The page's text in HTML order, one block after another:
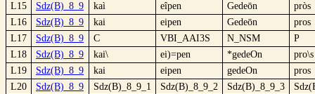
L15
Sdz(B)_8_9 kaì eîpen Gedeōn
pròs
L16
Sdz(B)_8_9 kai eipen Gedeōn
pros
L17
Sdz(B)_8_9 C VBI_AAI3S N_NSM
P
L18
Sdz(B)_8_9 kai\ ei)=pen *gedeOn
pro\s
L19
Sdz(B)_8_9 kai eipen gedeOn
pros
L20
Sdz(B)_8_9 Sdz(B)_8_9_1 Sdz(B)_8_9_2 Sdz(B)_8_9_3